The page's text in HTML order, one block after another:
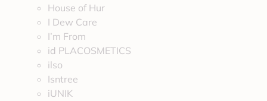
House of Hur
I Dew Care
I’m From
id PLACOSMETICS
ilso
Isntree
iUNIK